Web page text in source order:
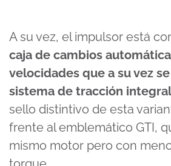
A su vez, el impulsor está
caja de cambios
velocidades que a su vez
sistema de tracción
sello distintivo de esta
frente al emblemático GTI,
mismo motor pero con